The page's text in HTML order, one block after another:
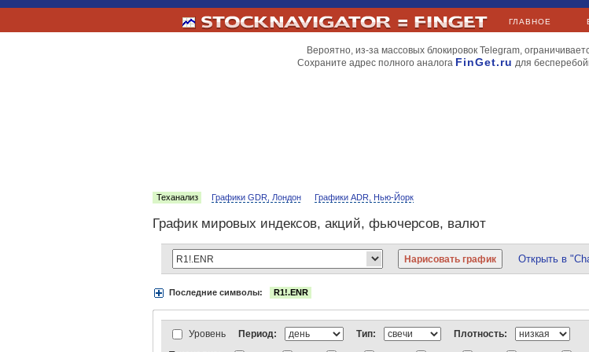
ГЛАВНОЕ
Вероятно, из-за массовых блокировок Telegram,
Сохраните адрес полного аналога FinGet.ru для
Теханализ Графики GDR, Лондон Графики ADR, Нью-Йорк
График мировых индексов, акций, фьючерсов, валют
Открыть в
Последние символы:
R1!.ENR
АДР Нью-Йорк:
Вымпелком Газпром Газпромнефть Киви ЛУКойл Мечел МТС
АДР Лондон:
ВТБ Газпром ЛУКойл Новатэк МегаФон НорНикель Роснефть Ростелеком
Уровень Период: Тип:
Плотность: